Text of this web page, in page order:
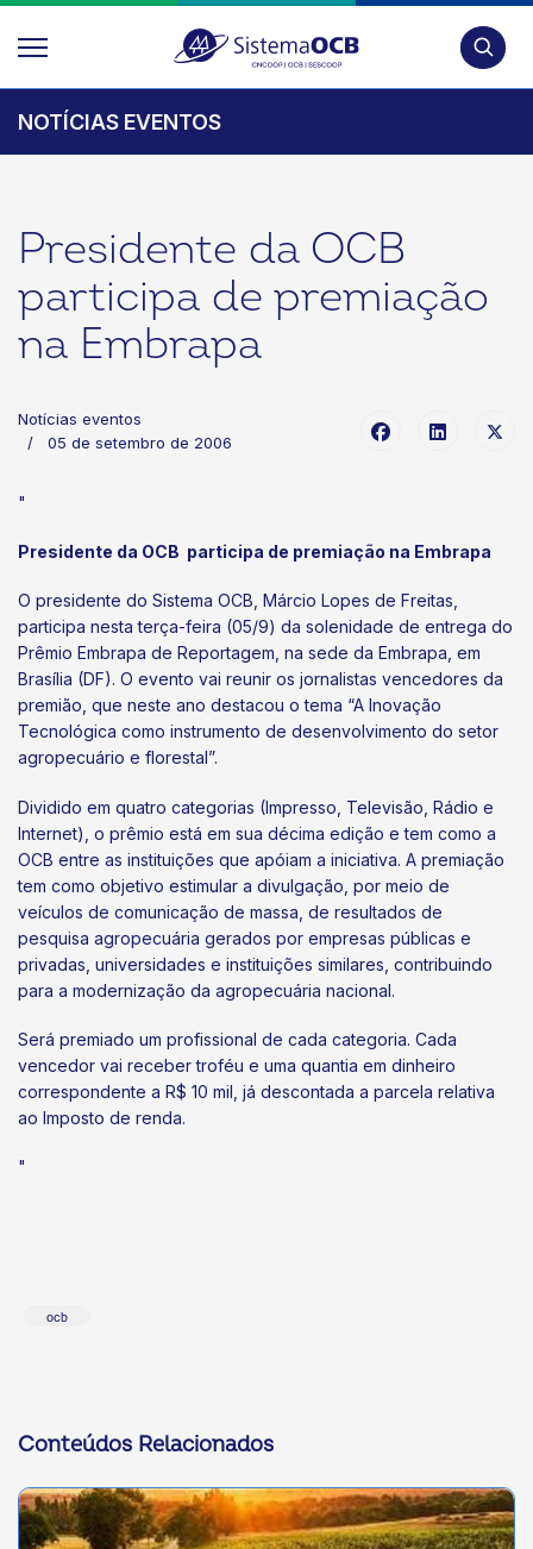
NOTÍCIAS EVENTOS
Presidente da OCB
participa de premiação
na Embrapa
Notícias eventos
05 de setembro de 2006
"
Presidente da OCB participa de premiação na Embrapa
O presidente do Sistema OCB, Márcio Lopes de Freitas,
participa nesta terça-feira (05/9) da solenidade de entrega do
Prêmio Embrapa de Reportagem, na sede da Embrapa, em
Brasília (DF). O evento vai reunir os jornalistas vencedores da
premião, que neste ano destacou o tema “A Inovação
Tecnológica como instrumento de desenvolvimento do setor
agropecuário e florestal”.
Dividido em quatro categorias (Impresso, Televisão, Rádio e
Internet), o prêmio está em sua décima edição e tem como a
OCB entre as instituições que apóiam a iniciativa. A premiação
tem como objetivo estimular a divulgação, por meio de
veículos de comunicação de massa, de resultados de
pesquisa agropecuária gerados por empresas públicas e
privadas, universidades e instituições similares, contribuindo
para a modernização da agropecuária nacional.
Será premiado um profissional de cada categoria. Cada
vencedor vai receber troféu e uma quantia em dinheiro
correspondente a R$ 10 mil, já descontada a parcela relativa
ao Imposto de renda.
"
ocb
Conteúdos Relacionados